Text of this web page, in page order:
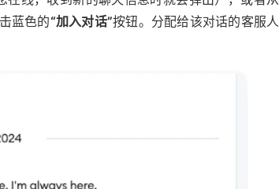
蓝色的“加入对话”按钮。分配给该对话的客服人